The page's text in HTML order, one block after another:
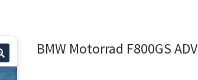
BMW Motorrad F800GS ADV